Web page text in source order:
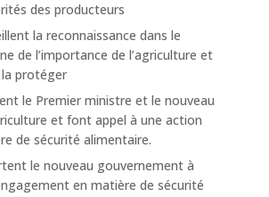
des producteurs
la reconnaissance dans le
de l’importance de l’agriculture et
la protéger
le Premier ministre et le nouveau
et font appel à une action
de sécurité alimentaire.
le nouveau gouvernement à
en matière de sécurité